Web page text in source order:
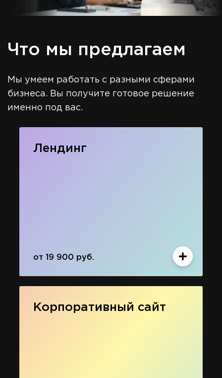
Что мы предлагаем
Мы умеем работать с разными сферами
бизнеса. Вы получите готовое решение
именно под вас.
Лендинг
от 19 900 руб.
Корпоративный сайт